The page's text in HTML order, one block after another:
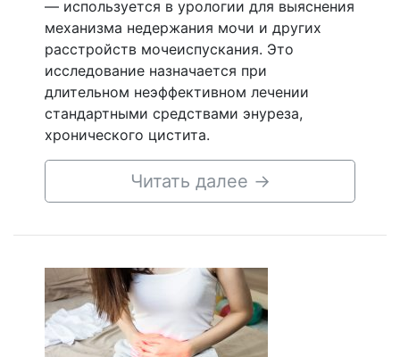
— используется в урологии для выяснения
механизма недержания мочи и других
расстройств мочеиспускания. Это
исследование назначается при
длительном неэффективном лечении
стандартными средствами энуреза,
хронического цистита.
Читать далее →